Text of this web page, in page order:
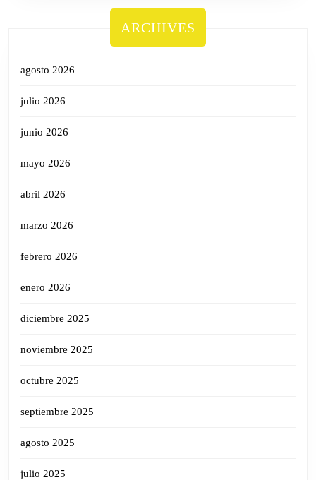
ARCHIVES
agosto 2026
julio 2026
junio 2026
mayo 2026
abril 2026
marzo 2026
febrero 2026
enero 2026
diciembre 2025
noviembre 2025
octubre 2025
septiembre 2025
agosto 2025
julio 2025